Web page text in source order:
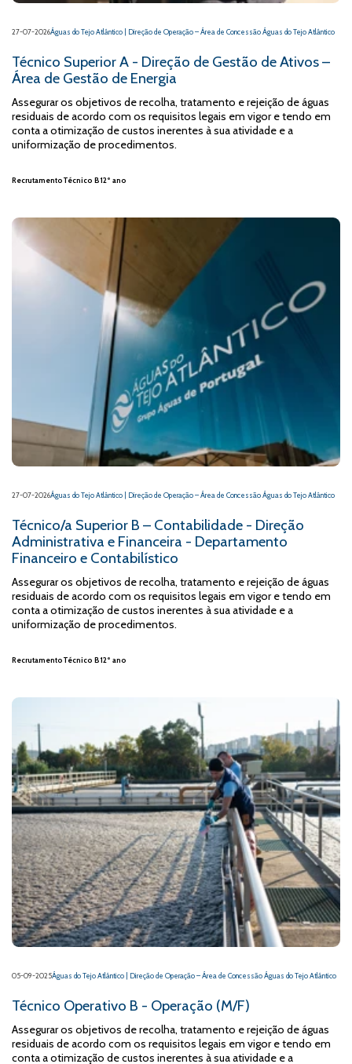
27-07-2026Águas do Tejo Atlântico | Direção de Operação – Área de Concessão Águas do Tejo Atlântico
Técnico Superior A - Direção de Gestão de Ativos –
Área de Gestão de Energia
Assegurar os objetivos de recolha, tratamento e rejeição de águas
residuais de acordo com os requisitos legais em vigor e tendo em
conta a otimização de custos inerentes à sua atividade e a
uniformização de procedimentos.
RecrutamentoTécnico B12º ano
27-07-2026Águas do Tejo Atlântico | Direção de Operação – Área de Concessão Águas do Tejo Atlântico
Técnico/a Superior B – Contabilidade - Direção
Administrativa e Financeira - Departamento
Financeiro e Contabilístico
Assegurar os objetivos de recolha, tratamento e rejeição de águas
residuais de acordo com os requisitos legais em vigor e tendo em
conta a otimização de custos inerentes à sua atividade e a
uniformização de procedimentos.
RecrutamentoTécnico B12º ano
05-09-2025Águas do Tejo Atlântico | Direção de Operação – Área de Concessão Águas do Tejo Atlântico
Técnico Operativo B - Operação (M/F)
Assegurar os objetivos de recolha, tratamento e rejeição de águas
residuais de acordo com os requisitos legais em vigor e tendo em
conta a otimização de custos inerentes à sua atividade e a